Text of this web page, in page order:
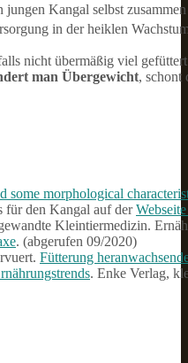
jungen Kangal selbst
in der heiklen
nicht übermäßig viel
man Übergewicht, schont
some morphological
für den Kangal auf der
Kleintiermedizin.
. (abgerufen 09/2020)
Fütterung
. Enke Verlag,